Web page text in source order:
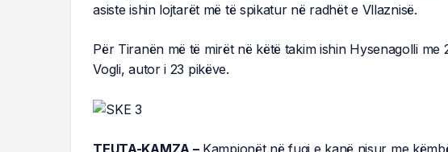
asiste ishin lojtarët më të spikatur në radhët e Vllaznisë.
Për Tiranën më të mirët në këtë takim ishin Hysenagolli me
Vogli, autor i 23 pikëve.
TEUTA-KAMZA –Kampionët në fuqi e kanë nisur me